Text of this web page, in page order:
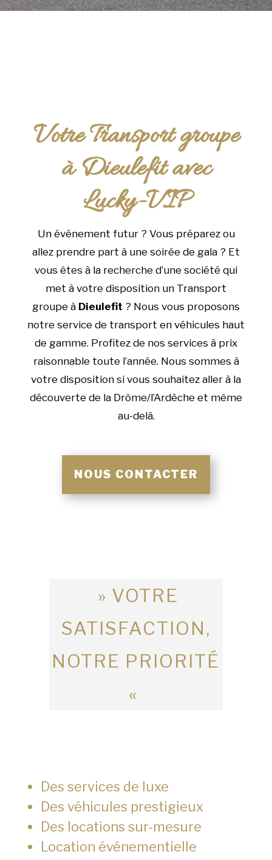
Votre Transport groupe
à Dieulefit avec
Lucky-VIP
Un événement futur ? Vous préparez ou
allez prendre part à une soirée de gala ? Et
vous êtes à la recherche d’une société qui
met à votre disposition un Transport
groupe à Dieulefit ? Nous vous proposons
notre service de transport en véhicules haut
de gamme. Profitez de nos services à prix
raisonnable toute l’année. Nous sommes à
votre disposition si vous souhaitez aller à la
découverte de la Drôme/l’Ardèche et même
au-delà.
NOUS CONTACTER
» VOTRE
SATISFACTION,
NOTRE PRIORITÉ
«
Des services de luxe
Des véhicules prestigieux
Des locations sur-mesure
Location événementielle